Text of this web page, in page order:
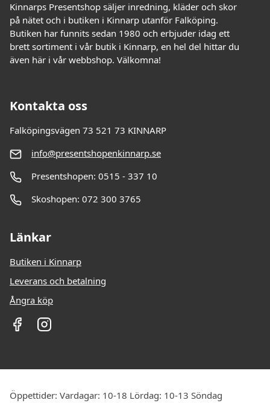
Kinnarps Presentshop säljer inredning, kläder och skor
på nätet och i butiken i Kinnarp utanför Falköping.
Butiken har funnits sedan 1980 och erbjuder idag ett
brett sortiment i vår butik i Kinnarp, en hel del hittar du
även här i vår webbshop. Välkomna!
Kontakta oss
Falköpingsvägen 73 521 73 KINNARP
info@presentshopenkinnarp.se
Presentshopen: 0515 - 337 10
Skoshopen: 072 300 3765
Länkar
Butiken i Kinnarp
Leverans och betalning
Ångra köp
Öppettider: Vardagar: 10-18 Lördag: 10-13 Söndag